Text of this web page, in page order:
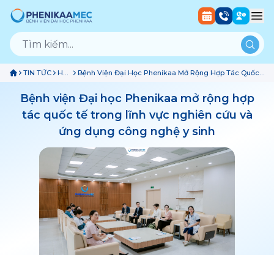
TIN TỨC
Hợp
Tác
Bệnh Viện Đại Học Phenikaa Mở Rộng Hợp Tác Quốc
Nghệ Y Sinh
Bệnh viện Đại học Phenikaa mở rộng hợp
tác quốc tế trong lĩnh vực nghiên cứu và
ứng dụng công nghệ y sinh